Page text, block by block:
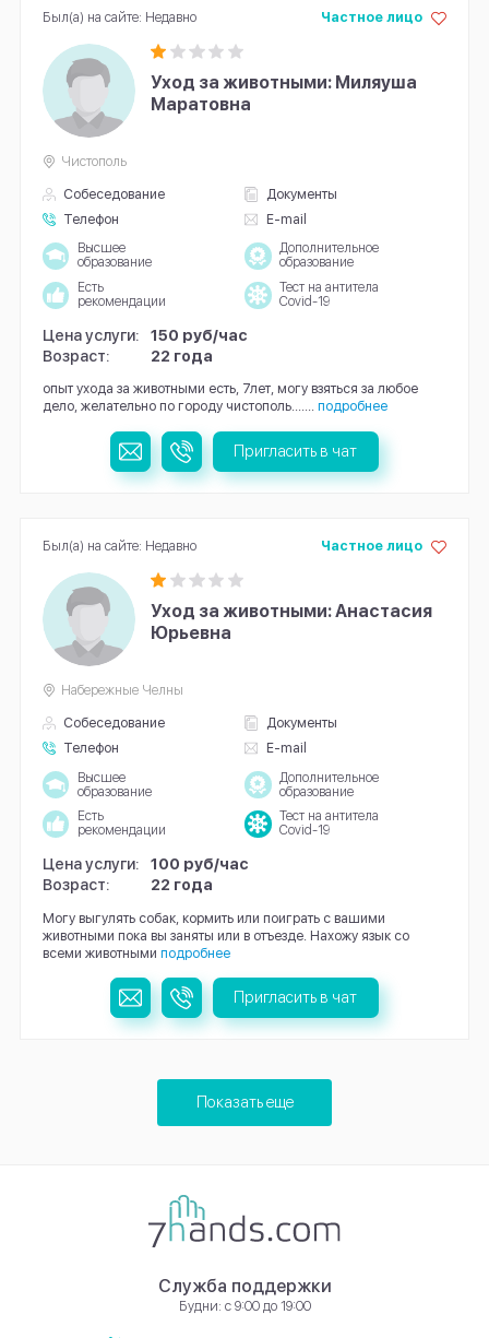
Уход за животными: Миляуша
Маратовна
Собеседование
Документы
Телефон
E-mail
Частное лицо
Чистополь
Высшее
образование
Дополнительное
образование
Есть
рекомендации
Тест на антитела
Covid-19
Цена услуги:
150 руб/час
Возраст:
22 года
опыт ухода за животными есть, 7лет, могу взяться за любое
дело, желательно по городу чистополь....... подробнее
Был(а) на сайте: Недавно
Пригласить в чат
Уход за животными: Анастасия
Юрьевна
Собеседование
Документы
Телефон
E-mail
Частное лицо
Набережные Челны
Высшее
образование
Дополнительное
образование
Есть
рекомендации
Тест на антитела
Covid-19
Цена услуги:
100 руб/час
Возраст:
22 года
Могу выгулять собак, кормить или поиграть с вашими
животными пока вы заняты или в отъезде. Нахожу язык со
всеми животными подробнее
Был(а) на сайте: Недавно
Пригласить в чат
Показать еще
Служба поддержки
Будни: с 9:00 до 19:00